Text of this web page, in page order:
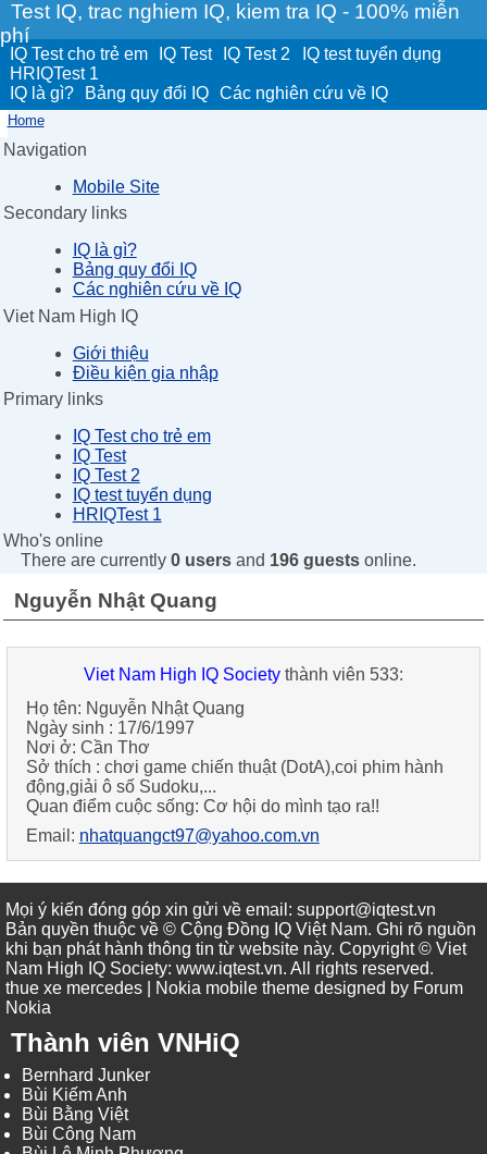
Test IQ, trac nghiem IQ, kiem tra IQ - 100% miễn
phí
IQ Test cho trẻ em IQ Test IQ Test 2
IQ test tuyển dụng
HRIQTest 1
IQ là gì?
Bảng quy đổi IQ Các nghiên cứu về IQ
Home
Navigation
Mobile Site
Secondary links
IQ là gì?
Bảng quy đổi IQ
Các nghiên cứu về IQ
Viet Nam High IQ
Giới thiệu
Điều kiện gia nhập
Primary links
IQ Test cho trẻ em
IQ Test
IQ Test 2
IQ test tuyển dụng
HRIQTest 1
Who's online
There are currently 0 usersand 196 guestsonline.
Nguyễn Nhật Quang
Viet Nam High IQ Societythành viên 533:
Họ tên: Nguyễn Nhật Quang
Ngày sinh : 17/6/1997
Nơi ở: Cần Thơ
Sở thích : chơi game chiến thuật (DotA),coi phim hành
động,giải ô số Sudoku,...
Quan điểm cuộc sống: Cơ hội do mình tạo ra!!
Email: nhatquangct97@yahoo.com.vn
Mọi ý kiến đóng góp xin gửi về email: support@iqtest.vn
Bản quyền thuộc về © Cộng Đồng IQ Việt Nam. Ghi rõ nguồn
khi bạn phát hành thông tin từ website này. Copyright © Viet
Nam High IQ Society: www.iqtest.vn. All rights reserved.
thue xe mercedes | Nokia mobile theme designed by Forum
Nokia
Thành viên VNHiQ
Bernhard Junker
Bùi Kiếm Anh
Bùi Bằng Việt
Bùi Công Nam